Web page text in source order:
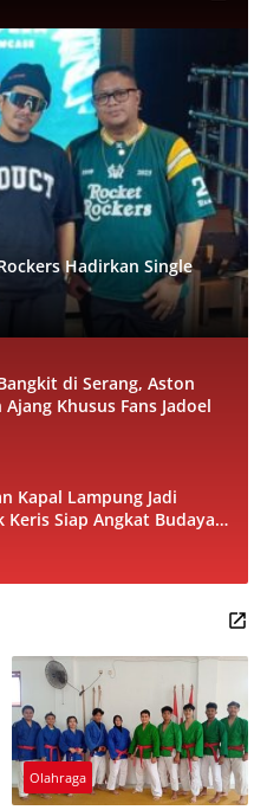
Hadirkan Single
di Serang, Aston
Khusus Fans Jadoel
Kapal Lampung Jadi
Siap Angkat Budaya
Nasional
Olahraga